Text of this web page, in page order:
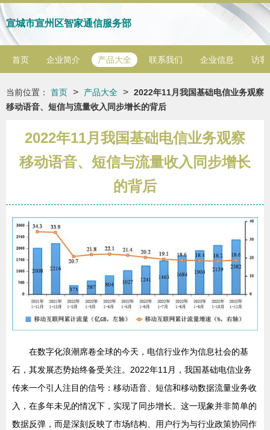
宣城市宣州区智家通信服务部
首页 企业简介 产品大全 联系我们 企业信息 访客
当前位置： 首页 > 产品大全 > 2022年11月我国基础电信业务观察
移动语音、短信与流量收入同步增长的背后
2022年11月我国基础电信业务观察
移动语音、短信与流量收入同步增长
的背后
在数字化浪潮席卷全球的今天，电信行业作为信息社会的基
石，其发展态势始终备受关注。2022年11月，我国基础电信业务
传来一个引人注目的信号：移动语音、短信和移动数据流量业务收
入，在多年未见的情况下，实现了同步增长。这一现象并非简单的
数据反弹，而是深刻反映了市场结构、用户行为与行业政策协同作